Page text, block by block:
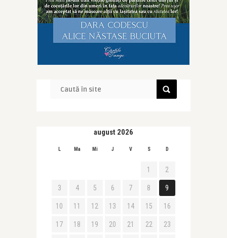
august 2026
L Ma Mi J V S D
1 2
3 4 5 6 7 8 9
10 11 12 13 14 15 16
17 18 19 20 21 22 23